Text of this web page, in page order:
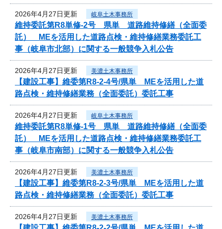
2026年4月27日更新 岐阜土木事務所
維持委託第R8単修-2号 県単 道路維持修繕（全面委
託） MEを活用した道路点検・維持修繕業務委託工
事（岐阜市北部）に関する一般競争入札公告
2026年4月27日更新 美濃土木事務所
【建設工事】維委第R8-2-4号/県単 MEを活用した道
路点検・維持修繕業務（全面委託）委託工事
2026年4月27日更新 岐阜土木事務所
維持委託第R8単修-1号 県単 道路維持修繕（全面委
託） MEを活用した道路点検・維持修繕業務委託工
事（岐阜市南部）に関する一般競争入札公告
2026年4月27日更新 美濃土木事務所
【建設工事】維委第R8-2-3号/県単 MEを活用した道
路点検・維持修繕業務（全面委託）委託工事
2026年4月27日更新 美濃土木事務所